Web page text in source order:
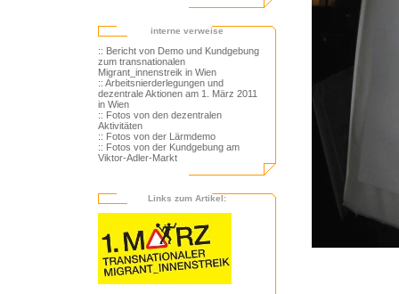
interne verweise
:: Bericht von Demo und Kundgebung
zum transnationalen
Migrant_innenstreik in Wien
:: Arbeitsnierderlegungen und
dezentrale Aktionen am 1. März 2011
in Wien
:: Fotos von den dezentralen
Aktivitäten
:: Fotos von der Lärmdemo
:: Fotos von der Kundgebung am
Viktor-Adler-Markt
Links zum Artikel: